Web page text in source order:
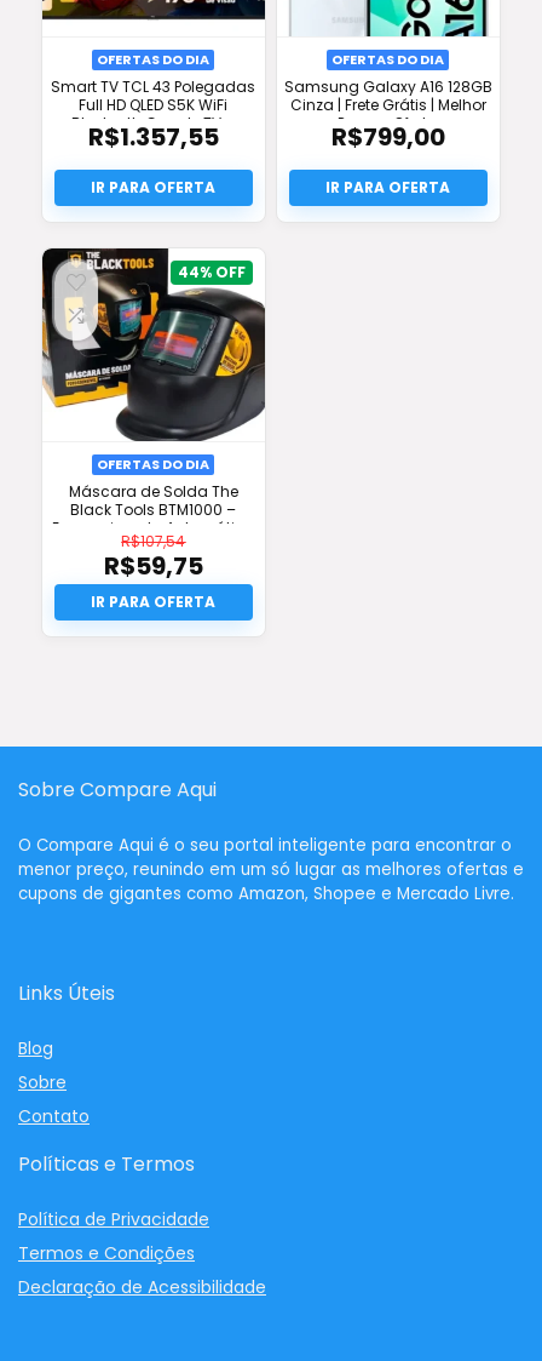
OFERTAS DO DIA
Smart TV TCL 43 Polegadas
Full HD QLED S5K WiFi
Bluetooth Google TV –
Melhor Preço e Oferta
R$1.357,55
OFERTAS DO DIA
Samsung Galaxy A16 128GB
Cinza | Frete Grátis | Melhor
Preço e Oferta
R$799,00
44%
OFERTAS DO DIA
Máscara de Solda The
Black Tools BTM1000 –
Escurecimento Automático
– Frete Grátis
R$107,54
O
preço
original
era:
R$59,75
O
preço
atual
Sobre Compare Aqui
O Compare Aqui é o seu portal inteligente para encontrar o
menor preço, reunindo em um só lugar as melhores ofertas e
cupons de gigantes como Amazon, Shopee e Mercado Livre.
Links Úteis
Blog
Sobre
Contato
Políticas e Termos
Política de Privacidade
Termos e Condições
Declaração de Acessibilidade